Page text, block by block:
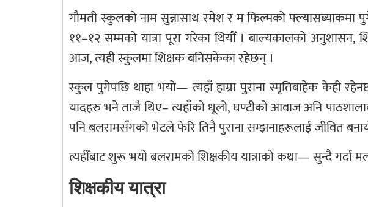
गौमती स्कुलको नाम सुन्नासाथ रमेश र म फिल्मको
११–१२ सम्मको यात्रा पूरा गरेका थियौँ । बाल्यकालको अनुशासन,
आज, त्यही स्कुलमा शिक्षक बनिसकेका रहेछन् ।
स्कुल पुगेपछि थाहा भयो— त्यहाँ हाम्रा पुराना स्मृतिबाहेक केही
यादहरु भने ताजै थिए– त्यहाँको धूलो, घण्टीको आवाज अनि
पनि बलरामसँगको भेटले फेरि तिनै पुराना सम्झनाहरूलाई जीवित
त्यहीँबाट शुरू भयो बलरामको शिक्षकीय यात्राको कथा— सुन्दै गर्दा
शिक्षकीय यात्रा